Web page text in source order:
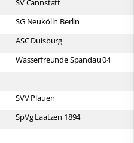
SV Cannstatt
SG Neukölln Berlin
ASC Duisburg
Wasserfreunde Spandau 04
SVV Plauen
SpVg Laatzen 1894